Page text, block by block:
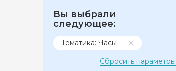
Вы выбрали
следующее:
Тематика: Часы
Сбросить параметры